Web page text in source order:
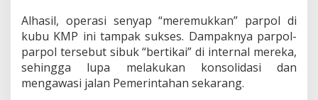
Alhasil, operasi senyap “meremukkan” parpol di
kubu KMP ini tampak sukses. Dampaknya parpol-
parpol tersebut sibuk “bertikai” di internal mereka,
sehingga lupa melakukan konsolidasi dan
mengawasi jalan Pemerintahan sekarang.